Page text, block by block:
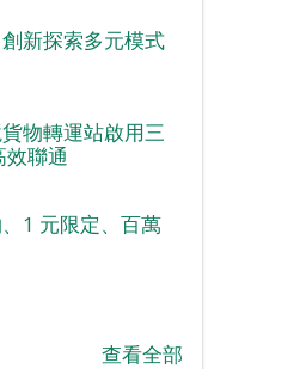
新探索多元模式
物轉運站啟用三
效聯通
1 元限定、百萬
查看全部